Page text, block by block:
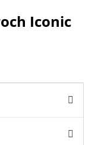
Iconic